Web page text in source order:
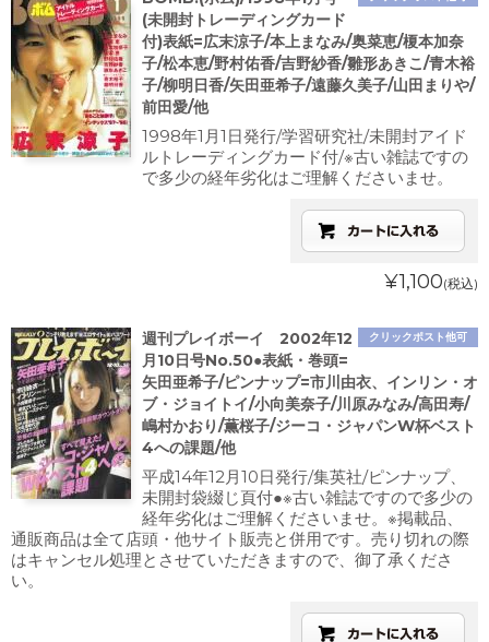
(未開封トレーディングカード
付)表紙=広末涼子/本上まなみ/奥菜恵/榎本加奈
子/松本恵/野村佑香/吉野紗香/雛形あきこ/青木裕
子/柳明日香/矢田亜希子/遠藤久美子/山田まりや/
前田愛/他
1998年1月1日発行/学習研究社/未開封アイド
ルトレーディングカード付/※古い雑誌ですの
で多少の経年劣化はご理解くださいませ。
¥1,100(税込)
クリックポスト他可
週刊プレイボーイ 2002年12
月10日号No.50●表紙・巻頭=
矢田亜希子/ピンナップ=市川由衣、インリン・オ
ブ・ジョイトイ/小向美奈子/川原みなみ/高田寿/
嶋村かおり/薫桜子/ジーコ・ジャパンW杯ベスト
4への課題/他
平成14年12月10日発行/集英社/ピンナップ、
未開封袋綴じ頁付●※古い雑誌ですので多少の
経年劣化はご理解くださいませ。※掲載品、
通販商品は全て店頭・他サイト販売と併用です。売り切れの際
はキャンセル処理とさせていただきますので、御了承くださ
い。